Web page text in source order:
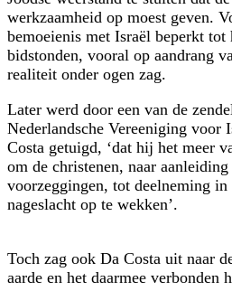
werkzaamheid op moest geven.
bemoeienis met Israël beperkt tot
bidstonden, vooral op aandrang
realiteit onder ogen zag.
Later werd door een van de
Nederlandsche Vereeniging voor
Costa getuigd, ‘dat hij het meer
om de christenen, naar
voorzeggingen, tot deelneming
nageslacht op te wekken’.
Toch zag ook Da Costa uit naar
aarde en het daarmee verbonden